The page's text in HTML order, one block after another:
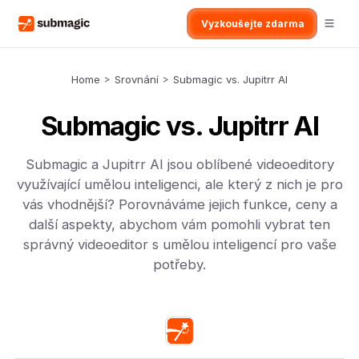
Vyzkoušejte zdarma
Home > Srovnání > Submagic vs. Jupitrr AI
Submagic vs. Jupitrr AI
Submagic a Jupitrr AI jsou oblíbené videoeditory
využívající umělou inteligenci, ale který z nich je pro
vás vhodnější? Porovnáváme jejich funkce, ceny a
další aspekty, abychom vám pomohli vybrat ten
správný videoeditor s umělou inteligencí pro vaše
potřeby.